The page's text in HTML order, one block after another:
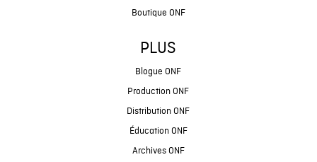
Boutique ONF
PLUS
Blogue ONF
Production ONF
Distribution ONF
Éducation ONF
Archives ONF